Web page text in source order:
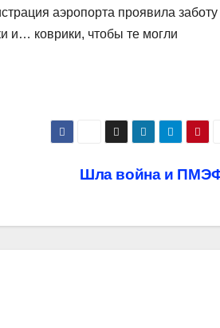
аэропорта проявила заботу
и… коврики, чтобы те могли
Шла война и